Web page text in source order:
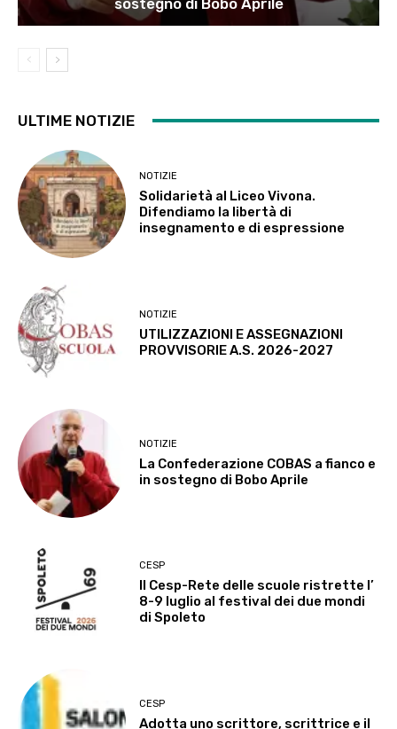
ULTIME NOTIZIE
NOTIZIE
Solidarietà al Liceo Vivona.
Difendiamo la libertà di
insegnamento e di espressione
NOTIZIE
UTILIZZAZIONI E ASSEGNAZIONI
PROVVISORIE A.S. 2026-2027
NOTIZIE
La Confederazione COBAS a fianco e
in sostegno di Bobo Aprile
CESP
Il Cesp-Rete delle scuole ristrette l’
8-9 luglio al festival dei due mondi
di Spoleto
CESP
Adotta uno scrittore, scrittrice e il